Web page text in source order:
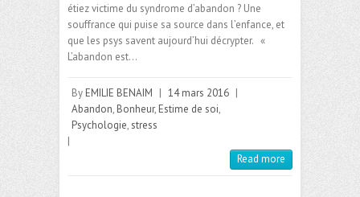
étiez victime du syndrome d’abandon ? Une
souffrance qui puise sa source dans l’enfance, et
que les psys savent aujourd’hui décrypter. «
L’abandon est…
By EMILIE BENAIM | 14 mars 2016 |
Abandon, Bonheur, Estime de soi,
Psychologie,stress
|
Read more